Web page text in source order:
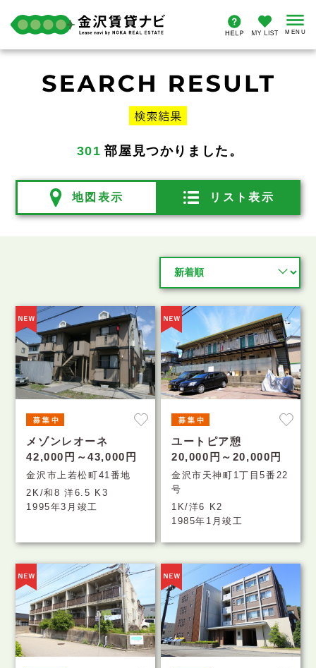
301 部屋見つかりました。
地図表示 リスト表示
メゾンレオーネ
42,000円～43,000円
金沢市上若松町41番地
2K/和8 洋6.5 K3
1995年3月竣工
ユートピア憩
20,000円～20,000円
金沢市天神町1丁目5番22
号
1K/洋6 K2
1985年1月竣工